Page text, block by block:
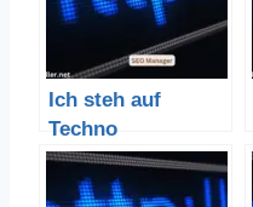
Ich steh auf
Techno